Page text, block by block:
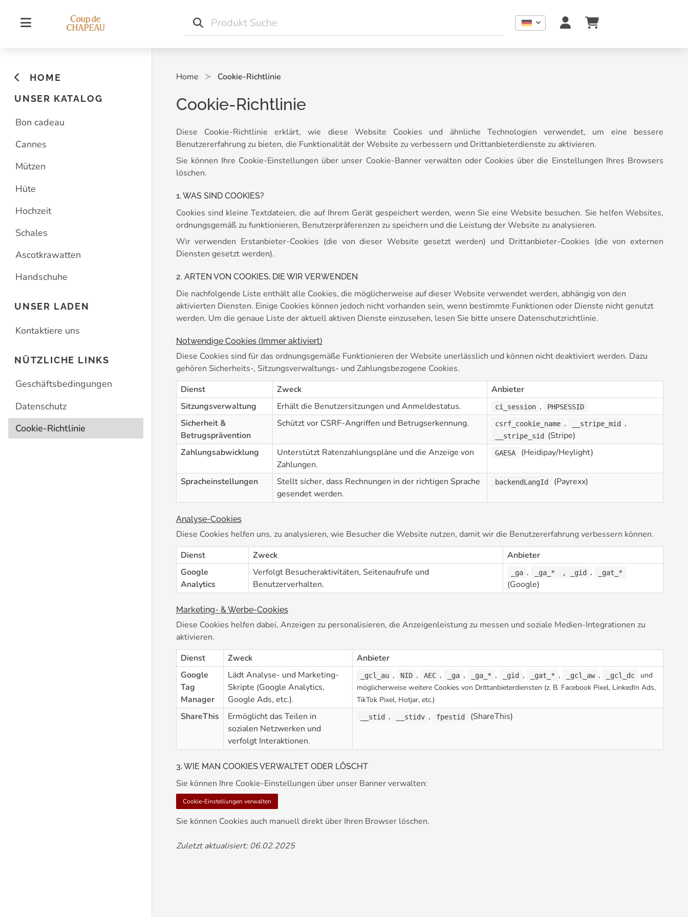
HOME
UNSER KATALOG
Bon cadeau
Cannes
Mützen
Hüte
Hochzeit
Schales
Ascotkrawatten
Handschuhe
UNSER LADEN
Kontaktiere uns
NÜTZLICHE LINKS
Geschäftsbedingungen
Datenschutz
Cookie-Richtlinie
Home Cookie-Richtlinie
Cookie-Richtlinie
Diese Cookie-Richtlinie erklärt, wie diese Website Cookies und ähnliche Technologien verwendet, um eine bessere
Benutzererfahrung zu bieten, die Funktionalität der Website zu verbessern und Drittanbieterdienste zu aktivieren.
Sie können Ihre Cookie-Einstellungen über unser Cookie-Banner verwalten oder Cookies über die Einstellungen Ihres Browsers
löschen.
1. WAS SIND COOKIES?
Cookies sind kleine Textdateien, die auf Ihrem Gerät gespeichert werden, wenn Sie eine Website besuchen. Sie helfen Websites,
ordnungsgemäß zu funktionieren, Benutzerpräferenzen zu speichern und die Leistung der Website zu analysieren.
Wir verwenden Erstanbieter-Cookies (die von dieser Website gesetzt werden) und Drittanbieter-Cookies (die von externen
Diensten gesetzt werden).
2. ARTEN VON COOKIES, DIE WIR VERWENDEN
Die nachfolgende Liste enthält alle Cookies, die möglicherweise auf dieser Website verwendet werden, abhängig von den
aktivierten Diensten. Einige Cookies können jedoch nicht vorhanden sein, wenn bestimmte Funktionen oder Dienste nicht genutzt
werden. Um die genaue Liste der aktuell aktiven Dienste einzusehen, lesen Sie bitte unsere Datenschutzrichtlinie.
Notwendige Cookies (Immer aktiviert)
Diese Cookies sind für das ordnungsgemäße Funktionieren der Website unerlässlich und können nicht deaktiviert werden. Dazu
gehören Sicherheits-, Sitzungsverwaltungs- und Zahlungsbezogene Cookies.
Dienst
Zweck
Anbieter
Sitzungsverwaltung
Erhält die Benutzersitzungen und Anmeldestatus. ci_session , PHPSESSID
Sicherheit &
Betrugsprävention
Schützt vor CSRF-Angriffen und Betrugserkennung. csrf_cookie_name , __stripe_mid ,
__stripe_sid (Stripe)
Zahlungsabwicklung
Unterstützt Ratenzahlungspläne und die Anzeige von
Zahlungen.
GAESA (Heidipay/Heylight)
Spracheinstellungen
Stellt sicher, dass Rechnungen in der richtigen Sprache
gesendet werden.
backendLangId (Payrexx)
Analyse-Cookies
Diese Cookies helfen uns, zu analysieren, wie Besucher die Website nutzen, damit wir die Benutzererfahrung verbessern können.
Dienst
Zweck
Anbieter
Google
Analytics
Verfolgt Besucheraktivitäten, Seitenaufrufe und
Benutzerverhalten.
_ga , _ga_* , _gid , _gat_*
(Google)
Marketing- & Werbe-Cookies
Diese Cookies helfen dabei, Anzeigen zu personalisieren, die Anzeigenleistung zu messen und soziale Medien-Integrationen zu
aktivieren.
Dienst
Zweck
Anbieter
Google
Tag
Manager
Lädt Analyse- und Marketing-
Skripte (Google Analytics,
Google Ads, etc.).
_gcl_au , NID , AEC , _ga , _ga_* , _gid , _gat_* , _gcl_aw , _gcl_dc
und
möglicherweise weitere Cookies von Drittanbieterdiensten (z. B. Facebook Pixel, LinkedIn Ads,
TikTok Pixel, Hotjar, etc.)
ShareThis
Ermöglicht das Teilen in
sozialen Netzwerken und
verfolgt Interaktionen.
__stid , __stidv , fpestid (ShareThis)
3. WIE MAN COOKIES VERWALTET ODER LÖSCHT
Sie können Ihre Cookie-Einstellungen über unser Banner verwalten:
Cookie-Einstellungen verwalten
Sie können Cookies auch manuell direkt über Ihren Browser löschen.
Zuletzt aktualisiert: 06.02.2025